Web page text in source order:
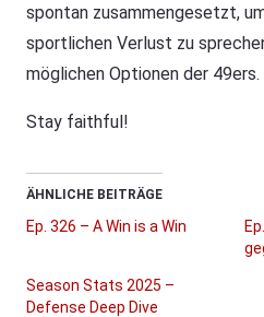
spontan zusammengesetzt,
sportlichen Verlust zu
möglichen Optionen der 49ers.
Stay faithful!
ÄHNLICHE BEITRÄGE
Ep. 326 – A Win is a Win
Season Stats 2025 –
Defense Deep Dive